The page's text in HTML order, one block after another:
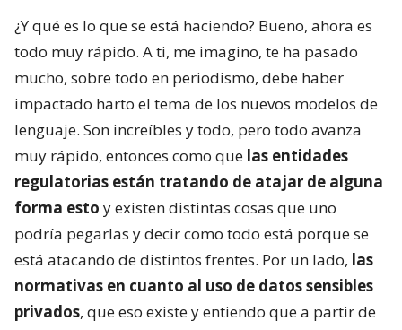
¿Y qué es lo que se está haciendo? Bueno, ahora es
todo muy rápido. A ti, me imagino, te ha pasado
mucho, sobre todo en periodismo, debe haber
impactado harto el tema de los nuevos modelos de
lenguaje. Son increíbles y todo, pero todo avanza
muy rápido, entonces como que las entidades
regulatorias están tratando de atajar de alguna
forma esto y existen distintas cosas que uno
podría pegarlas y decir como todo está porque se
está atacando de distintos frentes. Por un lado, las
normativas en cuanto al uso de datos sensibles
privados, que eso existe y entiendo que a partir de